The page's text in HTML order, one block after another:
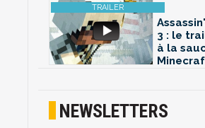
3 : le
à la
NEWSLETTERS